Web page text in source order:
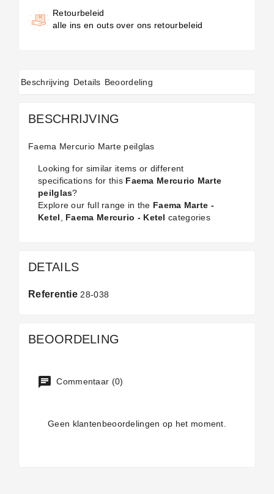
Retourbeleid
alle ins en outs over ons retourbeleid
Beschrijving Details Beoordeling
BESCHRIJVING
Faema Mercurio Marte peilglas
Looking for similar items or different
specifications for this Faema Mercurio Marte
peilglas?
Explore our full range in the Faema Marte -
Ketel
Faema Mercurio - Ketel categories
DETAILS
Referentie 28-038
BEOORDELING
Commentaar (0)
Geen klantenbeoordelingen op het moment.